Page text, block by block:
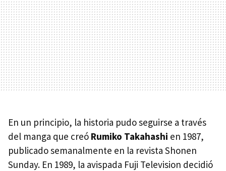
En un principio, la historia pudo seguirse a través
del manga que creó Rumiko Takahashi en 1987,
publicado semanalmente en la revista Shonen
Sunday. En 1989, la avispada Fuji Television decidió